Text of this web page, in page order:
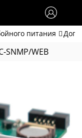
питания
SNMP/WEB